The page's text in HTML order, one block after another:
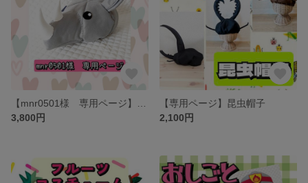
3,800円
【専用ページ】昆虫帽子
2,100円